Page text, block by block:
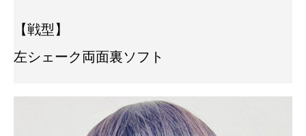
【戦型】
左シェーク両面裏ソフト